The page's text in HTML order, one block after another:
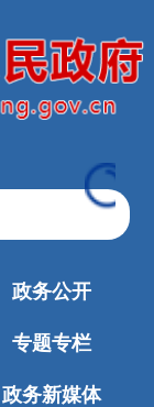
政务公开
专题专栏
政务新媒体